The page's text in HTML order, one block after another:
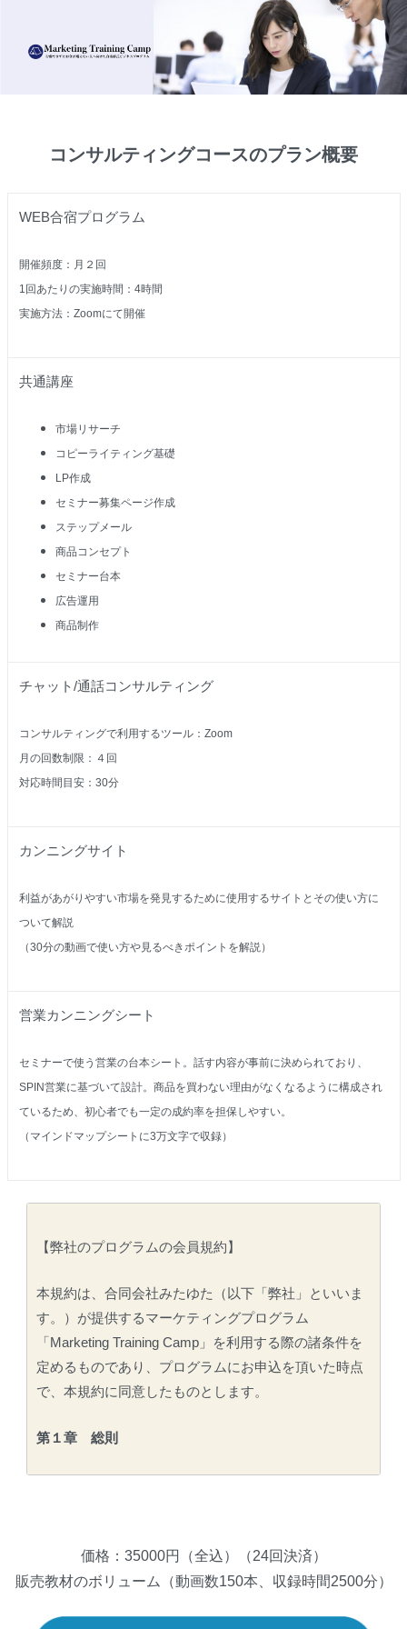
コンサルティングコースのプラン概要
WEB合宿プログラム
開催頻度：月２回
1 回あたりの実施時間：4時間
実施方法：Zoomにて開催
共通講座
市場リサーチ
コピーライティング基礎
LP作成
セミナー募集ページ作成
ステップメール
商品コンセプト
セミナー台本
広告運用
商品制作
チャット/通話コンサルティング
コンサルティングで利用するツール：Zoom
月の回数制限：４回
対応時間目安：30分
カンニングサイト
利益があがりやすい市場を発見するために使用するサイトとその使い方に
ついて解説
（30分の動画で使い方や見るべきポイントを解説）
営業カンニングシート
セミナーで使う営業の台本シート。話す内容が事前に決められており、
SPIN営業に基づいて設計。商品を買わない理由がなくなるように構成され
ているため、初心者でも一定の成約率を担保しやすい。
（マインドマップシートに3万文字で収録）
【弊社のプログラムの会員規約】
本規約は、合同会社みたゆた（以下「弊社」といいま
す。）が提供するマーケティングプログラム
「Marketing Training Camp 」を利用する際の諸条件を
定めるものであり、プログラムにお申込を頂いた時点
で、本規約に同意したものとします。
第１章 総則
において成果を出すためのノウハウ提供を行い、会員
は弊社が会員に提供するプログラムの効果を最大限に
価格：35000円（全込）（24回決済）
販売教材のボリューム（動画数150本、収録時間2500分）